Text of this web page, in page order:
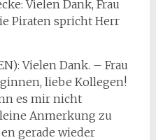
Vielen Dank, Frau
Piraten spricht Herr
Vielen Dank. – Frau
liebe Kollegen!
es mir nicht
Anmerkung zu
gerade wieder